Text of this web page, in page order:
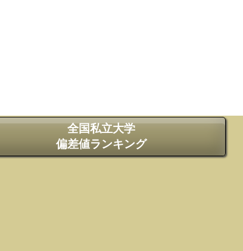
全国私立大学
偏差値ランキング